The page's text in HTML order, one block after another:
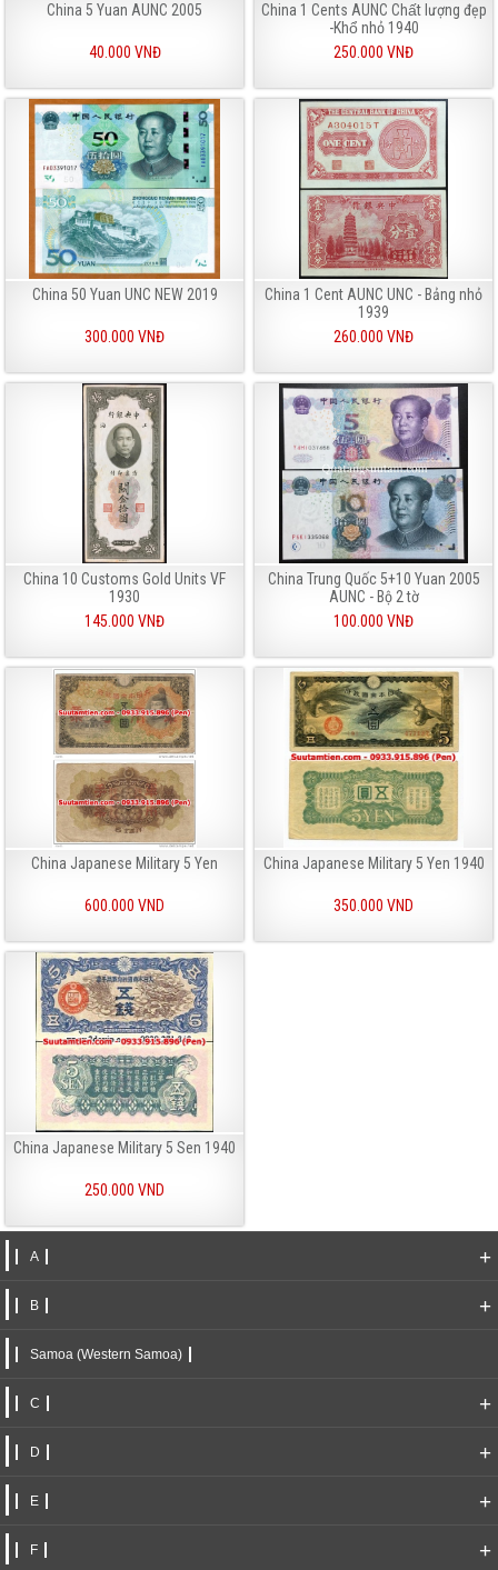
China 5 Yuan AUNC 2005
40.000 VNĐ
China 1 Cents AUNC Chất lượng đẹp
-Khổ nhỏ 1940
250.000 VNĐ
China 50 Yuan UNC NEW 2019
300.000 VNĐ
China 1 Cent AUNC UNC - Bảng nhỏ
1939
260.000 VNĐ
China 10 Customs Gold Units VF
1930
145.000 VNĐ
China Trung Quốc 5+10 Yuan 2005
AUNC - Bộ 2 tờ
100.000 VNĐ
China Japanese Military 5 Yen
600.000 VND
China Japanese Military 5 Yen 1940
350.000 VND
China Japanese Military 5 Sen 1940
250.000 VND
A +
B +
Samoa (Western Samoa)
C +
D +
E +
F +